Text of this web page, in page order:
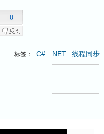
0
标签： C# .NET 线程同步